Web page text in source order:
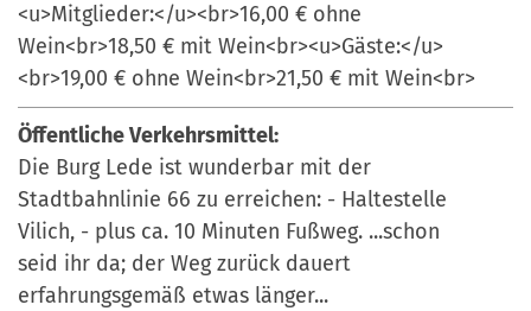
<u>Mitglieder:</u><br>16,00 € ohne
Wein<br>18,50 € mit Wein<br><u>Gäste:</u>
<br>19,00 € ohne Wein<br>21,50 € mit Wein<br>
Öffentliche Verkehrsmittel:
Die Burg Lede ist wunderbar mit der
Stadtbahnlinie 66 zu erreichen: - Haltestelle
Vilich, - plus ca. 10 Minuten Fußweg. ...schon
seid ihr da; der Weg zurück dauert
erfahrungsgemäß etwas länger...